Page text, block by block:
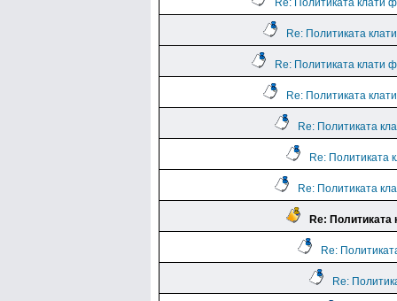
Re: Политиката клати
Re: Политиката
Re: Политиката клати
Re: Политиката
Re: Политиката
Re: Политиката
Re: Политиката
Re: Политиката
Re:
Re: